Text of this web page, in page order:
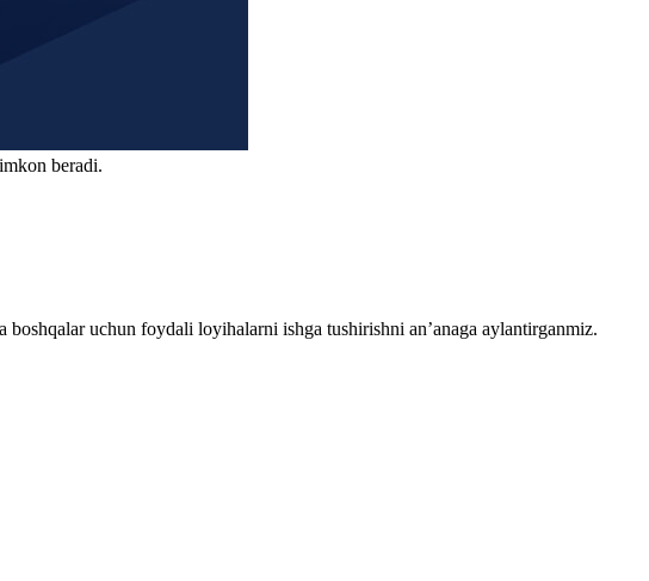
beradi.
uchun foydali loyihalarni ishga tushirishni an’anaga aylantirganmiz.